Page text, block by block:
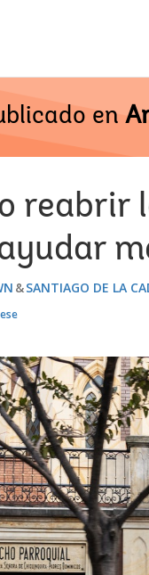
en
reabrir
SANTIAGO DE LA